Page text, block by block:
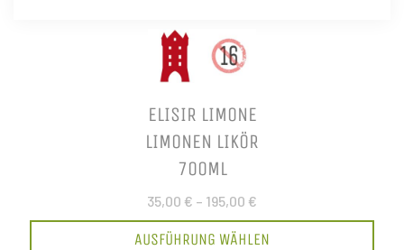
ELISIR LIMONE
LIMONEN LIKÖR
700ML
35,00 € – 195,00 €
AUSFÜHRUNG WÄHLEN